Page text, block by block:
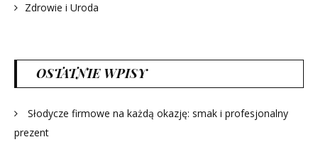
Zdrowie i Uroda
OSTATNIE WPISY
Słodycze firmowe na każdą okazję: smak i profesjonalny
prezent